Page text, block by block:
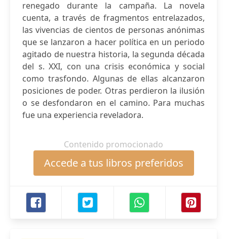
renegado durante la campaña. La novela
cuenta, a través de fragmentos entrelazados,
las vivencias de cientos de personas anónimas
que se lanzaron a hacer política en un periodo
agitado de nuestra historia, la segunda década
del s. XXI, con una crisis económica y social
como trasfondo. Algunas de ellas alcanzaron
posiciones de poder. Otras perdieron la ilusión
o se desfondaron en el camino. Para muchas
fue una experiencia reveladora.
Contenido promocionado
Accede a tus libros preferidos